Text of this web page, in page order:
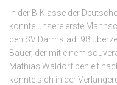
In der B-Klasse der
konnte unsere erste
den SV Darmstadt 98
Bauer, der mit einem
Mathias Waldorf behielt
konnte sich in der